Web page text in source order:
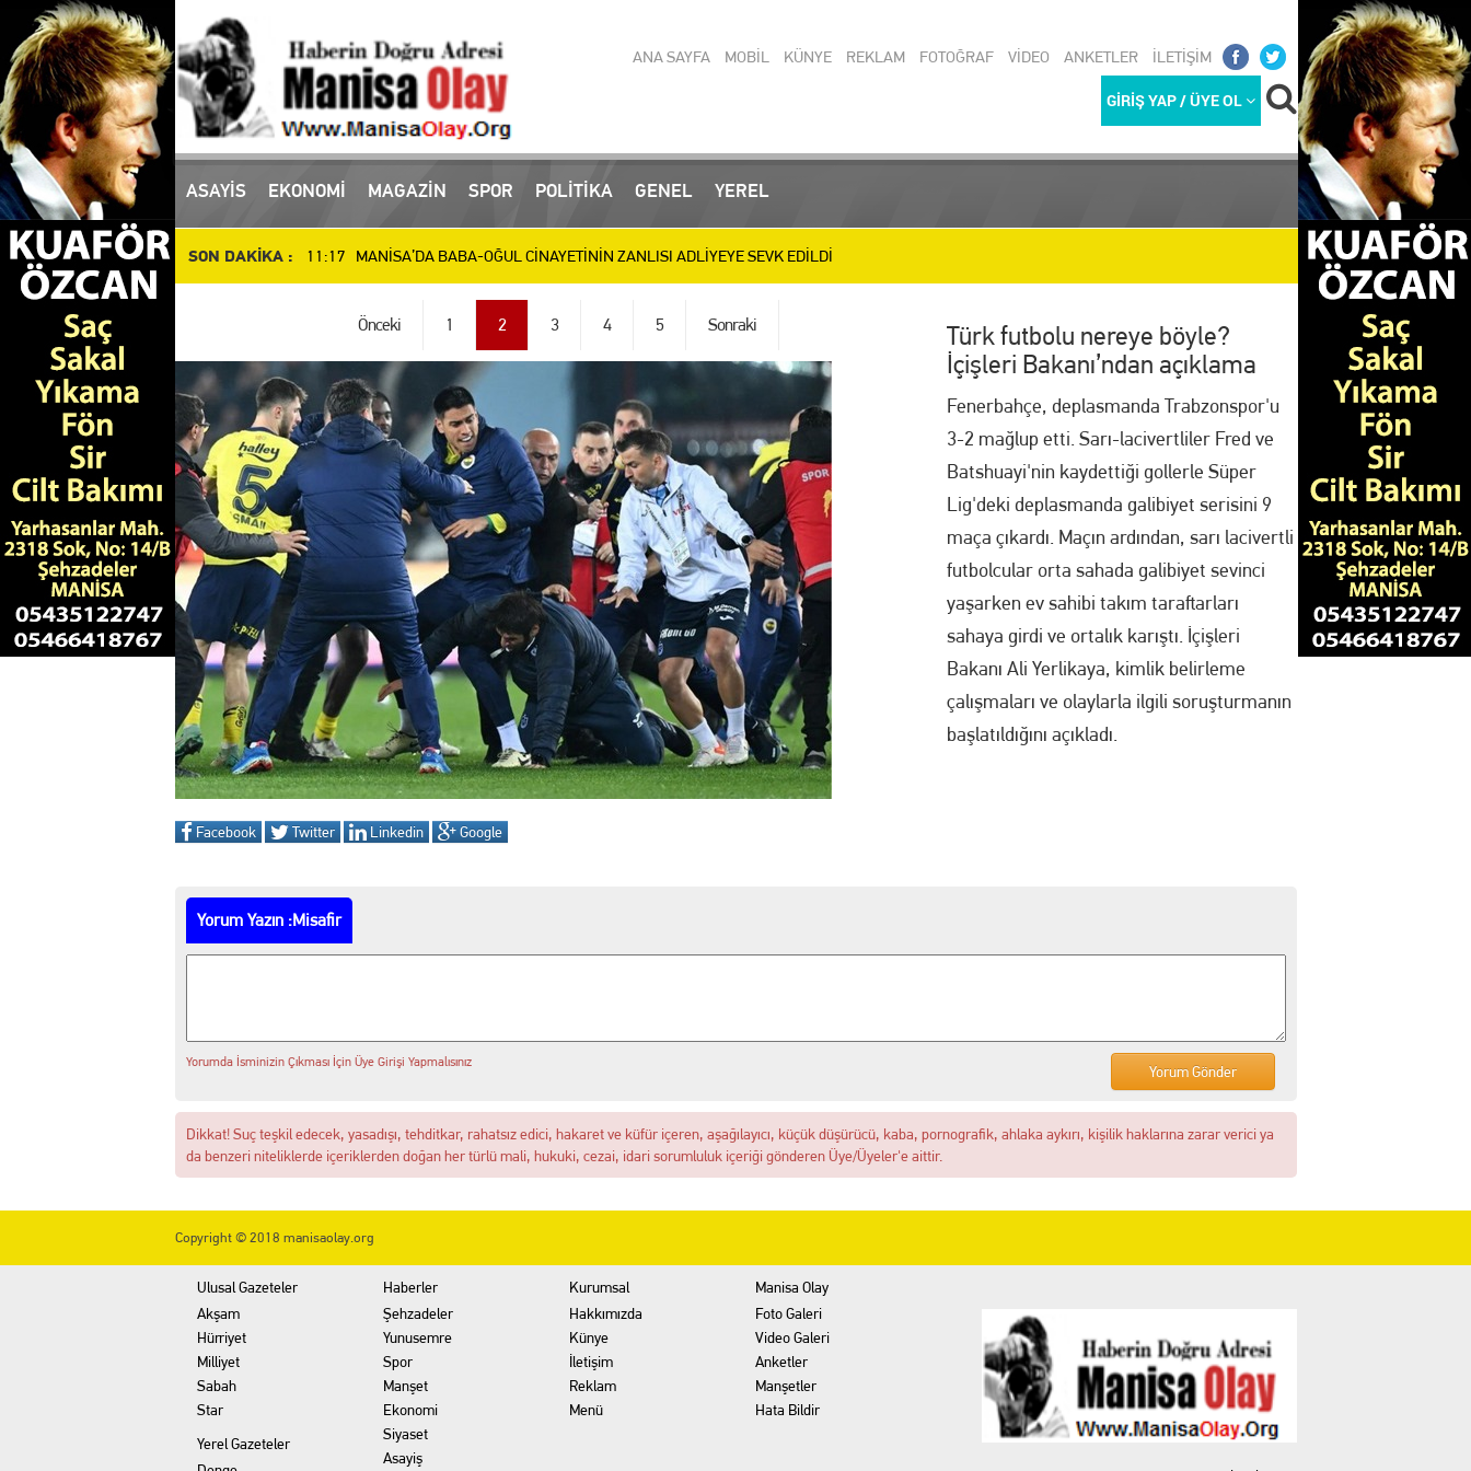
ANA SAYFA MOBİL KÜNYE REKLAM FOTOĞRAF VİDEO ANKETLER İLETİŞİM
GİRİŞ YAP / ÜYE OL
ASAYİS EKONOMİ MAGAZİN SPOR POLİTİKA GENEL YEREL
SON DAKİKA :
16:10 Manisa'da uyuşturucu operasyonlarında yakalanan 3 zanlı tutuklandı
11:17 MANİSA’DA BABA-OĞUL CİNAYETİNİN ZANLISI ADLİYEYE SEVK EDİLDİ
10:51 Manisa’da Dün Öldürülen Baba ve Oğul Son Yolculuğuna Uğurlanıyor
14:48 SALİHLİ’DE DEV YATIRIM MESAİSİ: BİLİM MERKEZİ, SEVGİ YOLU VE SOSYAL TESİSLERDE HAREKETLİ G
14:37 İl Müdürü Öztürk, Atletizmde 9 Madalya Kazanan Belinay’ı Ödüllendirdi
14:27 Manisalı Güreşçilerden Türkiye Şampiyonası’nda 11 Madalya
12:34 Manisa Basket'te Devir Muamması: Mücahit Arınç’tan Sert Sorular
10:44 Turgutlu'da yasa dışı bahis operasyonu: 1 tutuklama
13:43 DÜĞÜN HAZIRLIKLARINIZA BU MAĞAZADAN BAŞLAYIN
13:34 PASÖR ÇAPRAZI TUĞÇE KÖSE YENİDEN YUNUSEMRE BELEDİYESPOR'DA
13:14 ŞEHZADELER BELEDİYESİ’NDEN YKS ADAYLARINA EĞİTİM VE KOÇLUK DESTEĞİ
13:06 Manisalı Judoculardan Uluslararası Turnuvada 9 Madalya
18:48 Manisa’da işgaliye ve görüntü kirliliğine geçit yok
14:16 Yuntdağı’nı Keşfeden "Akıl Hocası": Fatih Köse Ne İstiyor?
13:02 Akademi Manisa’da Eğitimler Başlıyor
Önceki 1 2 3 4 5 Sonraki
Türk futbolu nereye böyle?
İçişleri Bakanı’ndan açıklama
Fenerbahçe, deplasmanda Trabzonspor'u
3-2 mağlup etti. Sarı-lacivertliler Fred ve
Batshuayi'nin kaydettiği gollerle Süper
Lig'deki deplasmanda galibiyet serisini 9
maça çıkardı. Maçın ardından, sarı lacivertli
futbolcular orta sahada galibiyet sevinci
yaşarken ev sahibi takım taraftarları
sahaya girdi ve ortalık karıştı. İçişleri
Bakanı Ali Yerlikaya, kimlik belirleme
çalışmaları ve olaylarla ilgili soruşturmanın
başlatıldığını açıkladı.
Facebook Twitter Linkedin Google
Yorum Yazın :Misafir
Yorumda İsminizin Çıkması İçin Üye Girişi Yapmalısınız
Dikkat! Suç teşkil edecek, yasadışı, tehditkar, rahatsız edici, hakaret ve küfür içeren, aşağılayıcı, küçük düşürücü, kaba, pornografik, ahlaka aykırı, kişilik haklarına zarar verici ya
da benzeri niteliklerde içeriklerden doğan her türlü mali, hukuki, cezai, idari sorumluluk içeriği gönderen Üye/Üyeler'e aittir.
Copyright © 2018 manisaolay.org
Ulusal Gazeteler
Akşam
Hürriyet
Milliyet
Sabah
Star
Yerel Gazeteler
Haberler
Şehzadeler
Yunusemre
Spor
Manşet
Ekonomi
Siyaset
Asayiş
Kurumsal
Hakkımızda
Künye
İletişim
Reklam
Menü
Manisa Olay
Foto Galeri
Video Galeri
Anketler
Manşetler
Hata Bildir